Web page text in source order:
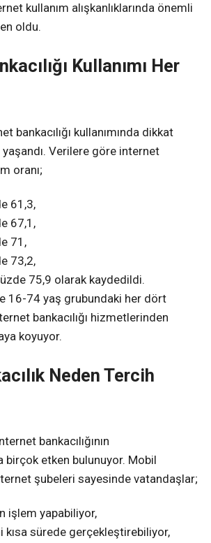
kullanım alışkanlıklarında önemli
oldu.
Kullanımı Her
bankacılığı kullanımında dikkat
Verilere göre internet
oranı;
61,3,
67,1,
71,
73,2,
75,9 olarak kaydedildi.
16-74 yaş grubundaki her dört
bankacılığı hizmetlerinden
koyuyor.
Neden Tercih
bankacılığının
birçok etken bulunuyor. Mobil
şubeleri sayesinde vatandaşlar;
işlem yapabiliyor,
kısa sürede gerçekleştirebiliyor,